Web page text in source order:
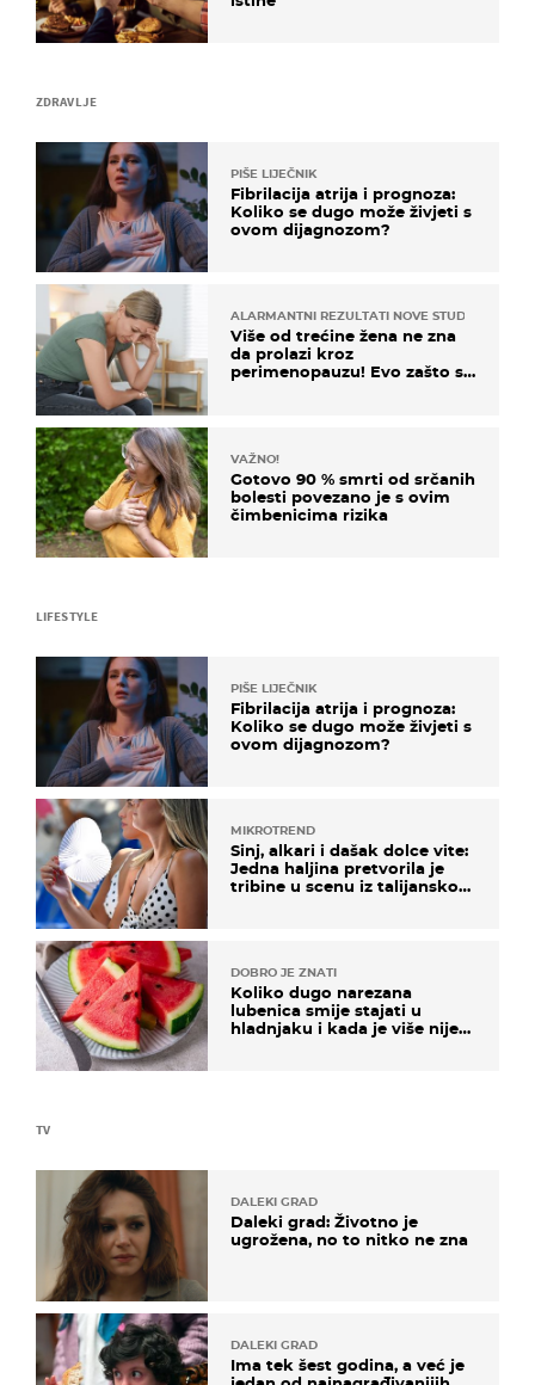
ZDRAVLJE
PIŠE LIJEČNIK
Fibrilacija atrija i prognoza:
Koliko se dugo može živjeti s
ovom dijagnozom?
ALARMANTNI REZULTATI NOVE STUDIJE
Više od trećine žena ne zna
da prolazi kroz
perimenopauzu! Evo zašto su
VAŽNO!
Gotovo 90 % smrti od srčanih
bolesti povezano je s ovim
čimbenicima rizika
TV
DALEKI GRAD
Daleki grad: Životno je
ugrožena, no to nitko ne zna
DALEKI GRAD
Ima tek šest godina, a već je
LIFESTYLE
PIŠE LIJEČNIK
Fibrilacija atrija i prognoza:
Koliko se dugo može živjeti s
ovom dijagnozom?
MIKROTREND
Sinj, alkari i dašak dolce vite:
Jedna haljina pretvorila je
tribine u scenu iz talijanskog
DOBRO JE ZNATI
Koliko dugo narezana
lubenica smije stajati u
hladnjaku i kada je više nije